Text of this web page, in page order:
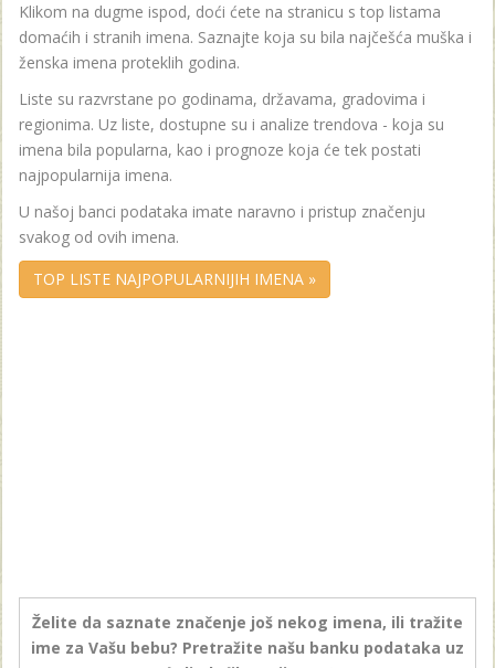
Klikom na dugme ispod, doći ćete na stranicu s top listama
domaćih i stranih imena. Saznajte koja su bila najčešća muška i
ženska imena proteklih godina.
Liste su razvrstane po godinama, državama, gradovima i
regionima. Uz liste, dostupne su i analize trendova - koja su
imena bila popularna, kao i prognoze koja će tek postati
najpopularnija imena.
U našoj banci podataka imate naravno i pristup značenju
svakog od ovih imena.
TOP LISTE NAJPOPULARNIJIH IMENA »
Želite da saznate značenje još nekog imena, ili tražite
ime za Vašu bebu? Pretražite našu banku podataka uz